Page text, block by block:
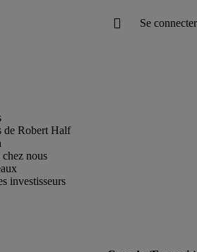
de Robert Half
nous
investisseurs